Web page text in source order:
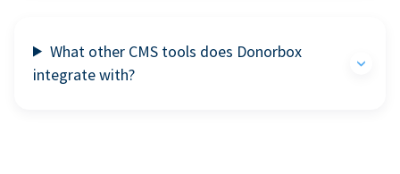
What other CMS tools does Donorbox
integrate with?